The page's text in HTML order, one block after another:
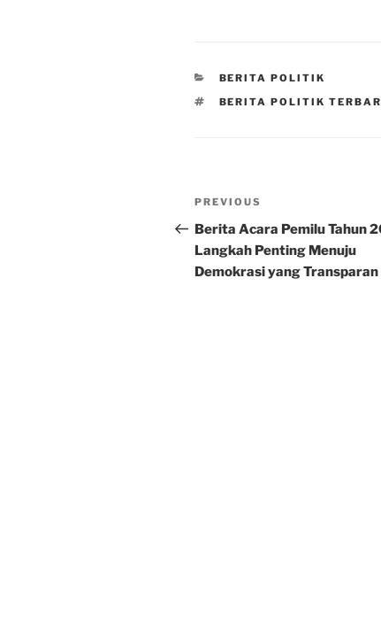
CATEGORIES
BERITA POLITIK
TAGS
BERITA POLITIK
Post
navigation
Previous
Post
PREVIOUS
Berita Acara Pemilu Tahun
Langkah Penting Menuju
Demokrasi yang Transparan